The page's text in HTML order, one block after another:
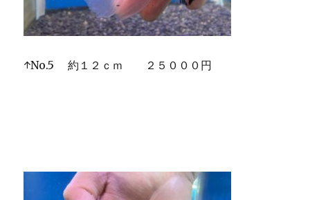
↑No.5 約１２ｃｍ ２５０００円